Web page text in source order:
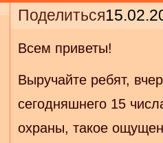
Поделиться
Всем приветы!
Выручайте ребят,
сегодняшнего 15
охраны, такое